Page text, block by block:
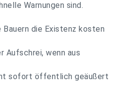
Warnungen sind.
die Existenz kosten
Aufschrei, wenn aus
sofort öffentlich geäußert